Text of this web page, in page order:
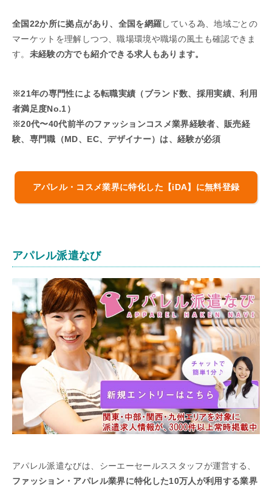
全国22か所に拠点があり、全国を網羅している為、地域ごとの
マーケットを理解しつつ、職場環境や職場の風土も確認できま
す。 未経験の方でも紹介できる求人もあります。
※21年の専門性による転職実績（ブランド数、採用実績、利用
者満足度No.1）
※20代〜40代前半のファッションコスメ業界経験者、販売経
験、専門職（MD、EC、デザイナー）は、経験が必須
アパレル・コスメ業界に特化した【iDA】に無料登録
アパレル派遣なび
アパレル派遣なびは、シーエーセールススタッフが運営する、
ファッション・アパレル業界に特化した10万人が利用する業界